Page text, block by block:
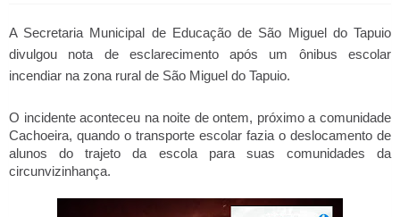
A Secretaria Municipal de Educação de São Miguel do Tapuio
divulgou nota de esclarecimento após um ônibus escolar
incendiar na zona rural de São Miguel do Tapuio.
O incidente aconteceu na noite de ontem, próximo a comunidade
Cachoeira, quando o transporte escolar fazia o deslocamento de
alunos do trajeto da escola para suas comunidades da
circunvizinhança.